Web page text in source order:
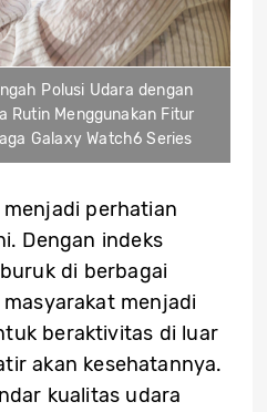
Polusi Udara dengan
Rutin Menggunakan Fitur
Galaxy Watch6 Series
perhatian
Dengan indeks
di berbagai
menjadi
beraktivitas di luar
akan kesehatannya.
kualitas udara